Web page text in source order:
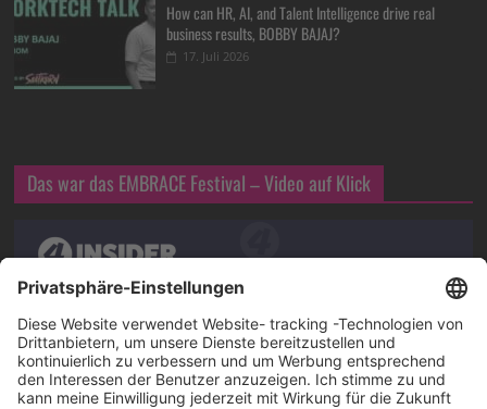
How can HR, AI, and Talent Intelligence drive real
business results, BOBBY BAJAJ?
17. Juli 2026
Das war das EMBRACE Festival – Video auf Klick